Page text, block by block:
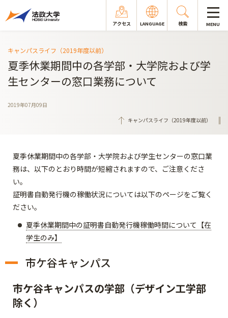
アクセス LANGUAGE 検索 MENU
キャンパスライフ（2019年度以前）
夏季休業期間中の各学部・大学院および学
生センターの窓口業務について
2019年07月09日
キャンパスライフ（2019年度以前）
夏季休業期間中の各学部・大学院および学生センターの窓口業
務は、以下のとおり時間が短縮されますので、ご注意くださ
い。
証明書自動発行機の稼働状況については以下のページをご覧く
ださい。
夏季休業期間中の証明書自動発行機稼働時間について【在
学生のみ】
市ケ谷キャンパス
市ケ谷キャンパスの学部（デザイン工学部
除く）